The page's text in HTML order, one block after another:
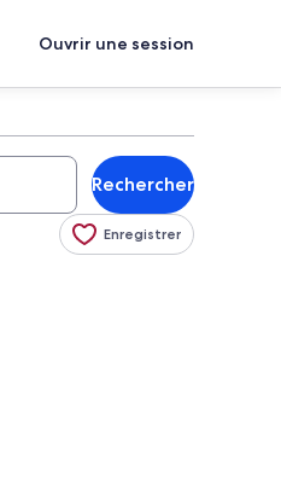
Ouvrir une session
Rechercher
Enregistrer